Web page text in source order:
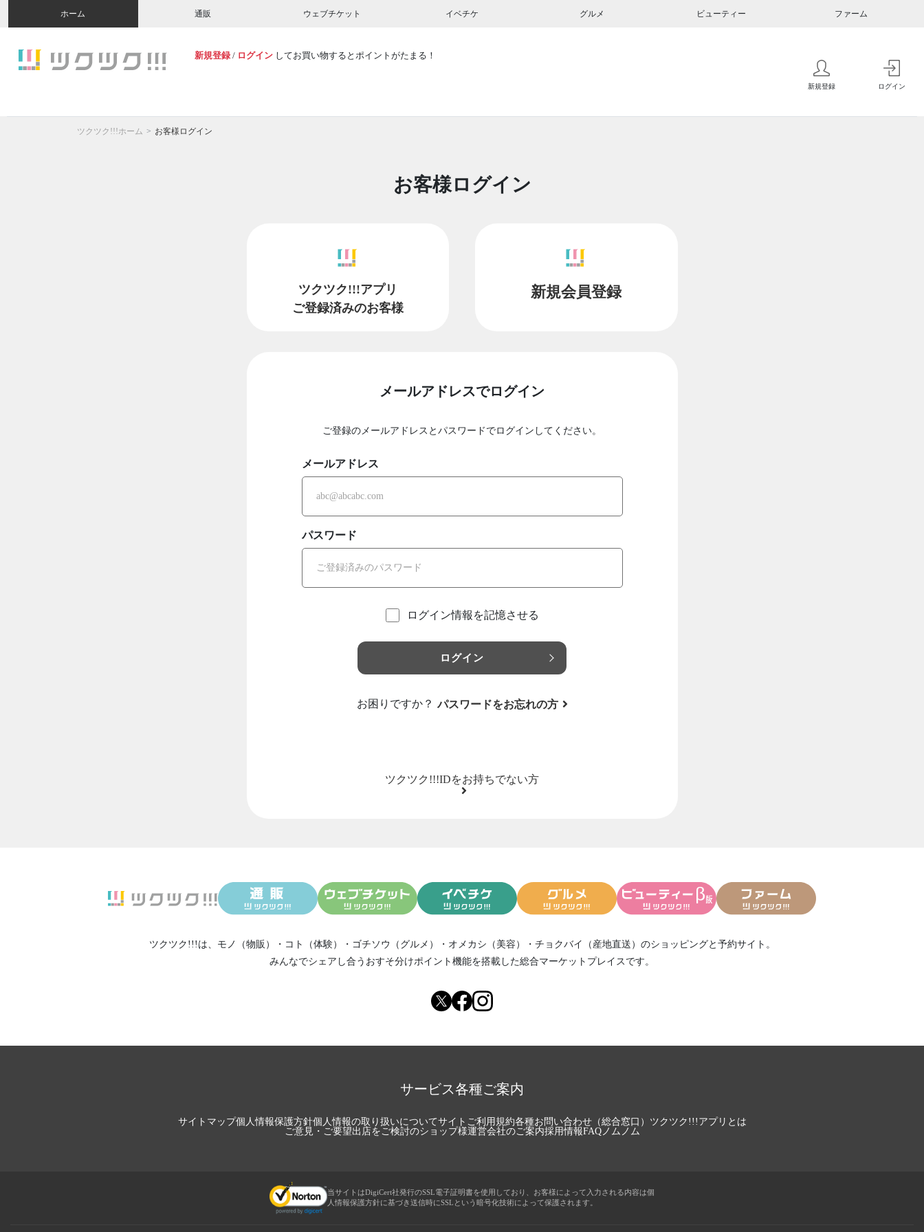
ホーム 通販 ウェブチケット イベチケ グルメ ビューティー ファーム
新規登録 / ログイン してお買い物するとポイントがたまる！
新規登録 ログイン
ツクツク!!!ホーム お客様ログイン
お客様ログイン
ツクツク!!!アプリ
ご登録済みのお客様
新規会員登録
メールアドレスでログイン
ご登録のメールアドレスとパスワードでログインしてください。
メールアドレス
パスワード
ログイン情報を記憶させる
ログイン
お困りですか？ パスワードをお忘れの方
ツクツク!!!IDをお持ちでない方
ツクツク!!!は、 モノ（物販） ・ コト（体験） ・ ゴチソウ（グルメ） ・ オメカシ（美容） ・ チョクバイ（産地直送） のショッピングと予約サイト。
みんなでシェアし合う おすそ分けポイント機能を搭載した総合マーケットプレイスです。
サービス各種ご案内
サイトマップ個人情報保護方針個人情報の取り扱いについてサイトご利用規約各種お問い合わせ（総合窓口） ツクツク!!!アプリとは
ご意見・ご要望出店をご検討のショップ様運営会社のご案内採用情報FAQノムノム
当サイトはDigiCert社発行のSSL電子証明書を使用しており、お客様によって入力される内容は個
人情報保護方針に基づき送信時にSSLという暗号化技術によって保護されます。